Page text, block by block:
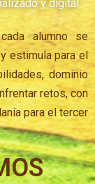
y digital.
alumno se
estimula para el
dominio
retos, con
para el tercer